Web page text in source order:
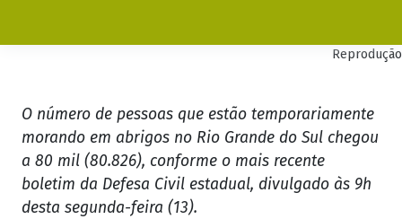
Reprodução
O número de pessoas que estão temporariamente
morando em abrigos no Rio Grande do Sul chegou
a 80 mil (80.826), conforme o mais recente
boletim da Defesa Civil estadual, divulgado às 9h
desta segunda-feira (13).